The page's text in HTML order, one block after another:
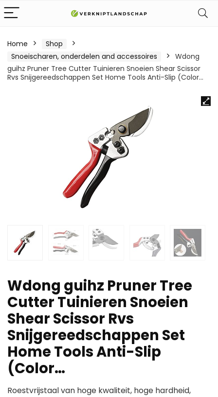
Home
Shop
Snoeischaren, onderdelen and accessoires
Wdong
guihz Pruner Tree Cutter Tuinieren Snoeien Shear Scissor
Rvs Snijgereedschappen Set Home Tools Anti-Slip (Color…
Wdong guihz Pruner Tree
Cutter Tuinieren Snoeien
Shear Scissor Rvs
Snijgereedschappen Set
Home Tools Anti-Slip
(Color…
Roestvrijstaal van hoge kwaliteit, hoge hardheid,